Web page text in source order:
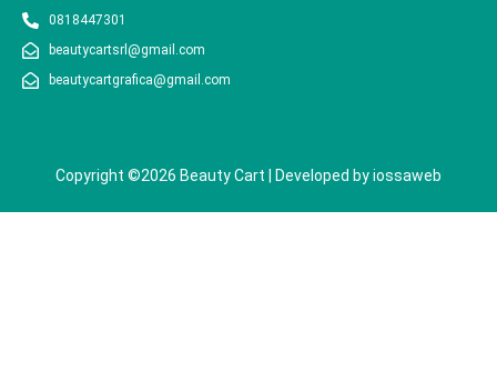
0818447301
beautycartsrl@gmail.com
beautycartgrafica@gmail.com
Copyright ©2026 Beauty Cart | Developed byiossaweb